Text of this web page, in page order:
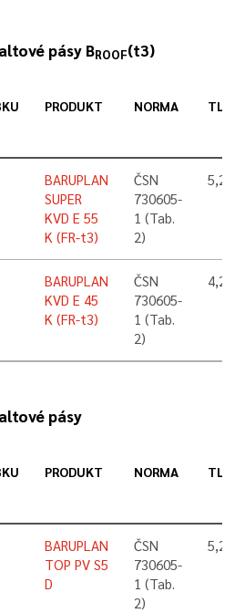
pásy BROOF(t3)
PRODUKT NORMA
BARUPLAN
SUPER
KVD E 55
K (FR-t3)
ČSN
730605-
1 (Tab.
2)
5,2
BARUPLAN
KVD E 45
K (FR-t3)
ČSN
730605-
1 (Tab.
2)
4,2
pásy
PRODUKT NORMA
BARUPLAN
TOP PV S5
D
ČSN
730605-
1 (Tab.
2)
5,2